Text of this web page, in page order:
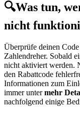
🔍Was tun,
nicht
Überprüfe deinen
Zahlendreher. Sobald
nicht aktiviert werden.
den Rabattcode
Informationen zum
immer untermehr
nachfolgend einige